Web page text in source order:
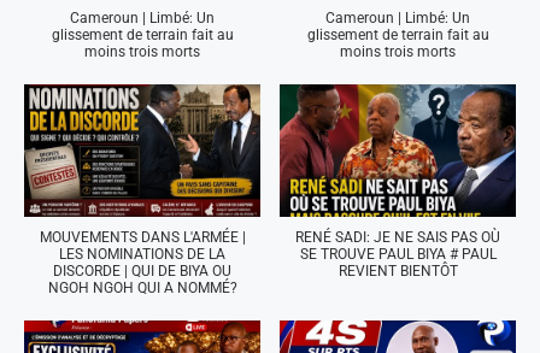
Cameroun | Limbé: Un
glissement de terrain fait au
moins trois morts
Cameroun | Limbé: Un
glissement de terrain fait au
moins trois morts
MOUVEMENTS DANS L'ARMÉE |
LES NOMINATIONS DE LA
DISCORDE | QUI DE BIYA OU
NGOH NGOH QUI A NOMMÉ?
RENÉ SADI: JE NE SAIS PAS OÙ
SE TROUVE PAUL BIYA # PAUL
REVIENT BIENTÔT